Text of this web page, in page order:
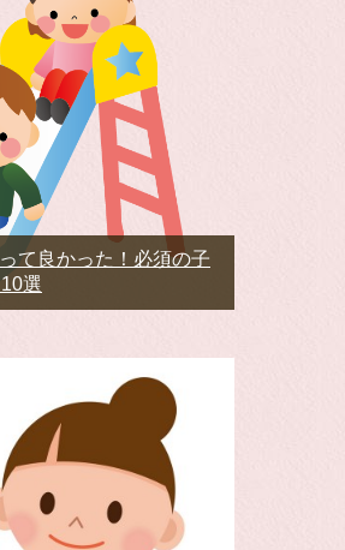
て良かった！必須の子
選